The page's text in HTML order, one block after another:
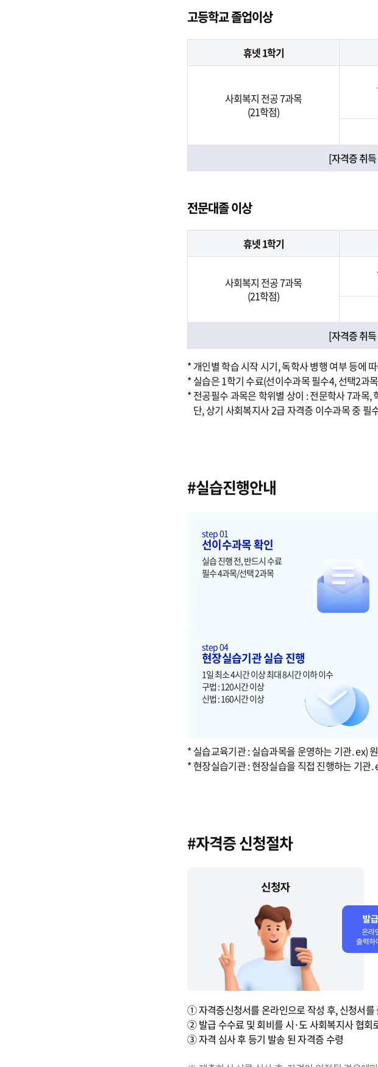
고등학교 졸업이상
휴넷 1학기
사회복지 전공 7과목
(21학점)
[자격증 취
전문대졸 이상
휴넷 1학기
사회복지 전공 7과목
(21학점)
[자격증 취
개인별 학습 시작 시기, 독학사 병행 여부 등에
실습은 1학기 수료(선이수과목 필수4, 선택2과
전공필수 과목은 학위별 상이 : 전문학사 7과목
단, 상기 사회복지사 2급 자격증 이수과목 중
#실습진행안내
step 01
선이수과목 확인
실습 진행 전, 반드시 수료
필수 4과목/선택 2과목
step 04
현장실습기관 실습 진행
1일 최소 4시간 이상 최대 8시간 이하 이수
구법 : 120시간 이상
신법 : 160시간 이상
실습교육기관 : 실습과목을 운영하는 기관. ex)
현장실습기관 : 현장실습을 직접 진행하는 기관
#자격증 신청절차
① 자격증신청서를 온라인으로 작성 후, 신청서
② 발급 수수료 및 회비를 시·도 사회복지사 협회
③ 자격 심사 후 등기 발송 된 자격증 수령